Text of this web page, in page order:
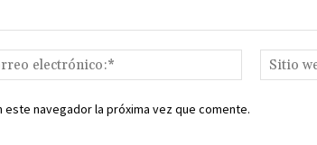
Correo
electrónico:*
navegador la próxima vez que comente.